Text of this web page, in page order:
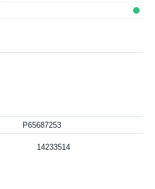
P65687253
14233514